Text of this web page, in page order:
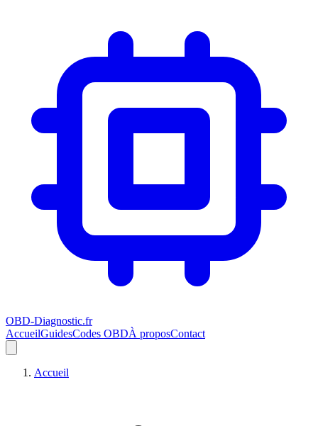
OBD-Diagnostic.fr
AccueilGuidesCodes OBDÀ proposContact
Accueil